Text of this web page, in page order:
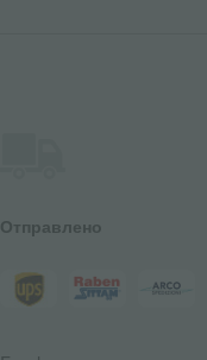
Отправлено